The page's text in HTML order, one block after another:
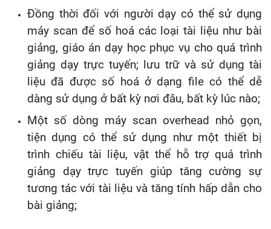
Đồng thời đối với người dạy có thể sử dụng
máy scan để số hoá các loại tài liệu như bài
giảng, giáo án dạy học phục vụ cho quá trình
giảng dạy trực tuyến; lưu trữ và sử dụng tài
liệu đã được số hoá ở dạng file có thể dễ
dàng sử dụng ở bất kỳ nơi đâu, bất kỳ lúc nào;
Một số dòng máy scan overhead nhỏ gọn,
tiện dụng có thể sử dụng như một thiết bị
trình chiếu tài liệu, vật thể hỗ trợ quá trình
giảng dạy trực tuyến giúp tăng cường sự
tương tác với tài liệu và tăng tính hấp dẫn cho
bài giảng;